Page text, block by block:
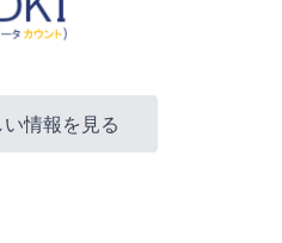
情報を見る